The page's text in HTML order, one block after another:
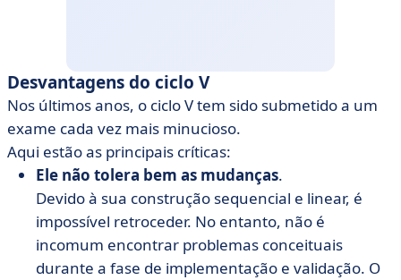
Desvantagens do ciclo V
Nos últimos anos, o ciclo V tem sido submetido a um
exame cada vez mais minucioso.
Aqui estão as principais críticas:
Ele não tolera bem as mudanças.
Devido à sua construção sequencial e linear, é
impossível retroceder. No entanto, não é
incomum encontrar problemas conceituais
durante a fase de implementação e validação. O